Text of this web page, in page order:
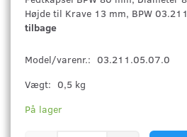
Højde til Krave 13 mm, BPW
tilbage
Model/varenr.: 03.211.05.07.0
Vægt: 0,5 kg
På lager